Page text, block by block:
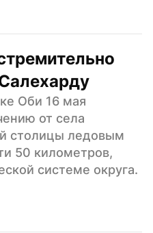
Оби 16 мая
от села
столицы ледовым
50 километров,
системе округа.